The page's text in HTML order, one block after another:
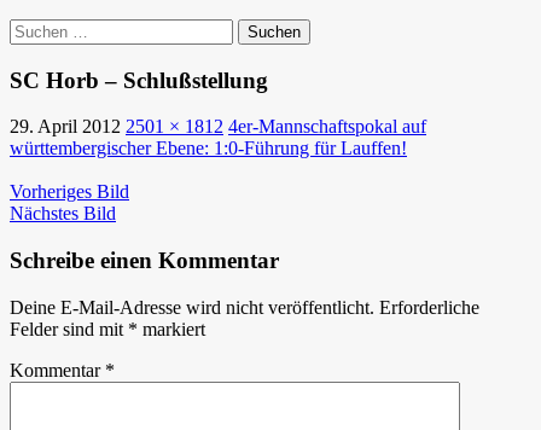
Suchen
nach:
SC Horb – Schlußstellung
29. April 2012 2501 × 1812 4er-Mannschaftspokal auf
württembergischer Ebene: 1:0-Führung für Lauffen!
Vorheriges Bild
Nächstes Bild
Schreibe einen Kommentar
Deine E-Mail-Adresse wird nicht veröffentlicht. Erforderliche
Felder sind mit * markiert
Kommentar *